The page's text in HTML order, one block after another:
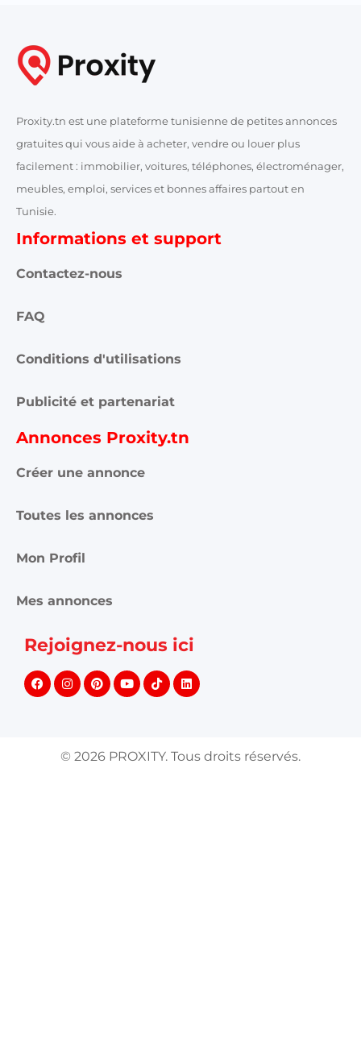
Proxity.tn est une plateforme tunisienne de petites annonces
gratuites qui vous aide à acheter, vendre ou louer plus
facilement : immobilier, voitures, téléphones, électroménager,
meubles, emploi, services et bonnes affaires partout en
Tunisie.
Informations et support
Contactez-nous
FAQ
Conditions d'utilisations
Publicité et partenariat
Annonces Proxity.tn
Créer une annonce
Toutes les annonces
Mon Profil
Mes annonces
Rejoignez-nous ici
© 2026 PROXITY. Tous droits réservés.